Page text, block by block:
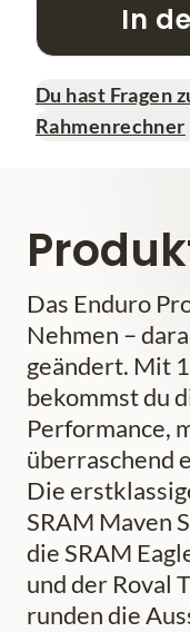
In
Du hast Fragen
Rahmenrechner
Das Enduro
Nehmen –
geändert. Mit
bekommst du
Performance,
überraschend
Die
SRAM Maven
die SRAM
und der Roval
runden die